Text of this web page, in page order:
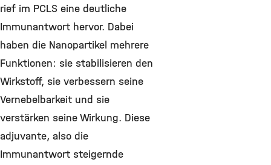
rief im PCLS eine deutliche
Immunantwort hervor. Dabei
haben die Nanopartikel mehrere
Funktionen: sie stabilisieren den
Wirkstoff, sie verbessern seine
Vernebelbarkeit und sie
verstärken seine Wirkung. Diese
adjuvante, also die
Immunantwort steigernde